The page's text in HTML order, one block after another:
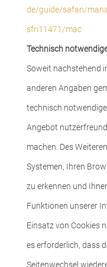
de/guide/safari/
sfri11471/mac
Technisch
Soweit nachstehend
anderen Angaben
technisch
Angebot
machen. Des
Systemen, Ihren
zu erkennen und
Funktionen unserer
Einsatz von Cookies
es erforderlich, dass
Seitenwechsel